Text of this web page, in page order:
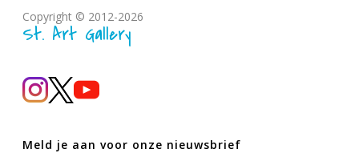
Copyright © 2012-2026
St. Art Gallery
Meld je aan voor onze nieuwsbrief